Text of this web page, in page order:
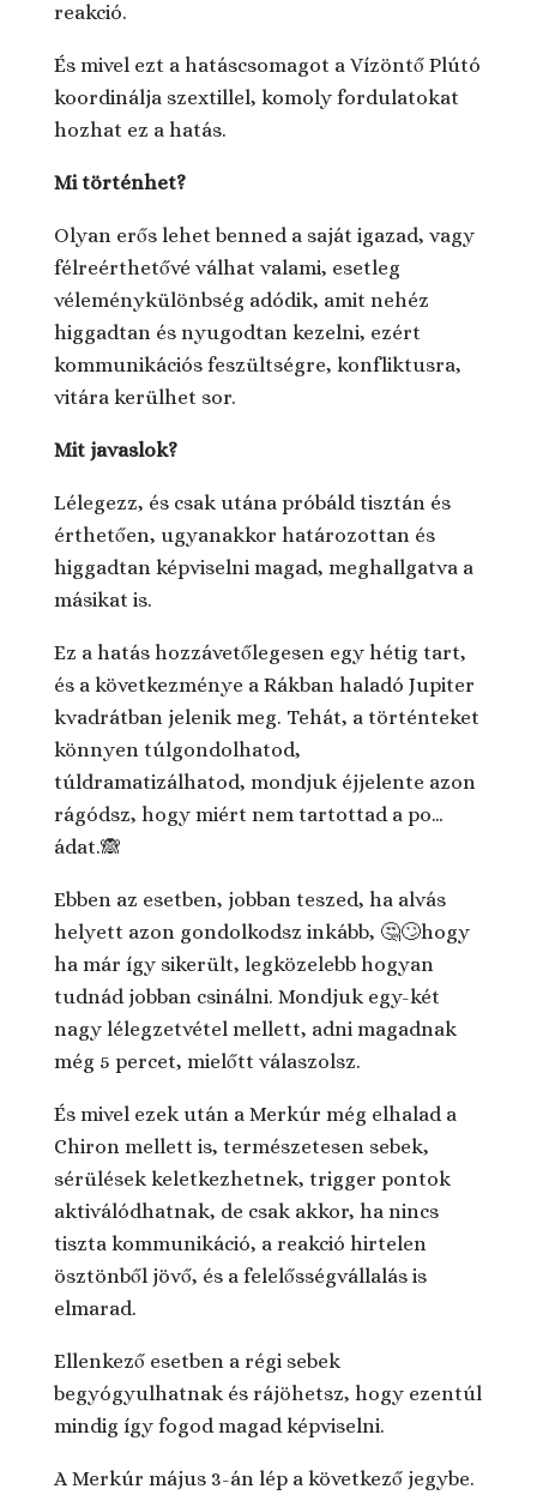
reakció.
És mivel ezt a hatáscsomagot a Vízöntő Plútó
koordinálja szextillel, komoly fordulatokat
hozhat ez a hatás.
Mi történhet?
Olyan erős lehet benned a saját igazad, vagy
félreérthetővé válhat valami, esetleg
véleménykülönbség adódik, amit nehéz
higgadtan és nyugodtan kezelni, ezért
kommunikációs feszültségre, konfliktusra,
vitára kerülhet sor.
Mit javaslok?
Lélegezz, és csak utána próbáld tisztán és
érthetően, ugyanakkor határozottan és
higgadtan képviselni magad, meghallgatva a
másikat is.
Ez a hatás hozzávetőlegesen egy hétig tart,
és a következménye a Rákban haladó Jupiter
kvadrátban jelenik meg. Tehát, a történteket
könnyen túlgondolhatod,
túldramatizálhatod, mondjuk éjjelente azon
rágódsz, hogy miért nem tartottad a po…
ádat.🙈
Ebben az esetben, jobban teszed, ha alvás
helyett azon gondolkodsz inkább, 🤔🙄hogy
ha már így sikerült, legközelebb hogyan
tudnád jobban csinálni. Mondjuk egy-két
nagy lélegzetvétel mellett, adni magadnak
még 5 percet, mielőtt válaszolsz.
És mivel ezek után a Merkúr még elhalad a
Chiron mellett is, természetesen sebek,
sérülések keletkezhetnek, trigger pontok
aktiválódhatnak, de csak akkor, ha nincs
tiszta kommunikáció, a reakció hirtelen
ösztönből jövő, és a felelősségvállalás is
elmarad.
Ellenkező esetben a régi sebek
begyógyulhatnak és rájöhetsz, hogy ezentúl
mindig így fogod magad képviselni.
A Merkúr május 3-án lép a következő jegybe.